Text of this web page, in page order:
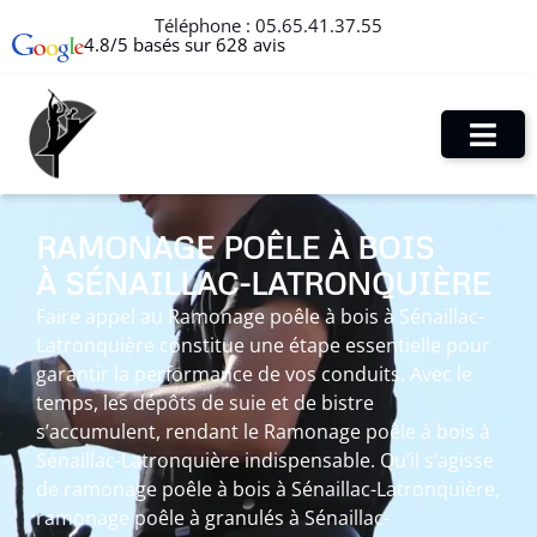
Téléphone : 05.65.41.37.55
4.8/5 basés sur 628 avis
RAMONAGE POÊLE À BOIS
À SÉNAILLAC-LATRONQUIÈRE
Faire appel au Ramonage poêle à bois à Sénaillac-
Latronquière constitue une étape essentielle pour
garantir la performance de vos conduits. Avec le
temps, les dépôts de suie et de bistre
s’accumulent, rendant le Ramonage poêle à bois à
Sénaillac-Latronquière indispensable. Qu’il s’agisse
de ramonage poêle à bois à Sénaillac-Latronquière,
ramonage poêle à granulés à Sénaillac-